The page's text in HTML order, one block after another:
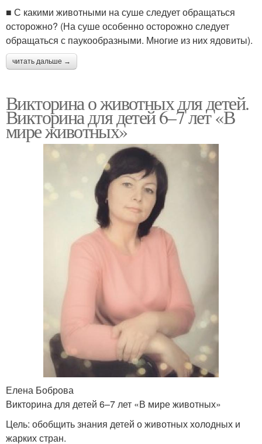
■ С какими животными на суше следует обращаться
осторожно? (На суше особенно осторожно следует
обращаться с паукообразными. Многие из них ядовиты).
читать дальше →
Викторина о животных для детей.
Викторина для детей 6–7 лет «В
мире животных»
Елена Боброва
Викторина для детей 6–7 лет «В мире животных»
Цель: обобщить знания детей о животных холодных и
жарких стран.